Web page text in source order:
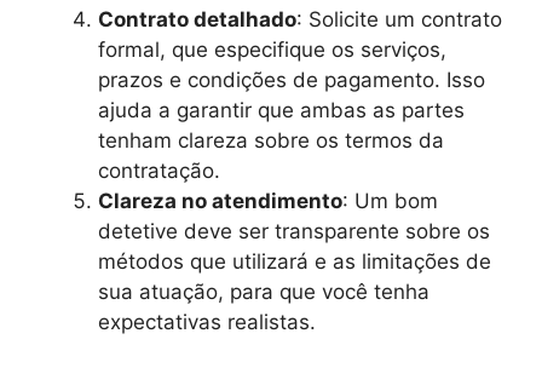
Contrato detalhado: Solicite um contrato
formal, que especifique os serviços,
prazos e condições de pagamento. Isso
ajuda a garantir que ambas as partes
tenham clareza sobre os termos da
contratação.
Clareza no atendimento: Um bom
detetive deve ser transparente sobre os
métodos que utilizará e as limitações de
sua atuação, para que você tenha
expectativas realistas.